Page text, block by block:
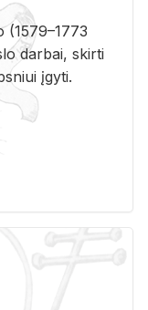
(1579–1773
darbai, skirti
įgyti.